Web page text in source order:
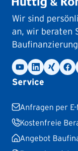
Wir sind
an, wir beraten
Service
Anfragen per
Kostenfreie
Angebot